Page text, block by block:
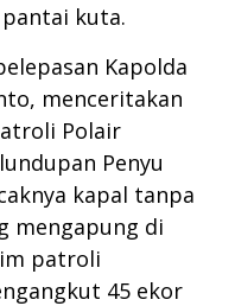
kuta.
Kapolda
menceritakan
Polair
Penyu
kapal tanpa
mengapung di
patroli
45 ekor